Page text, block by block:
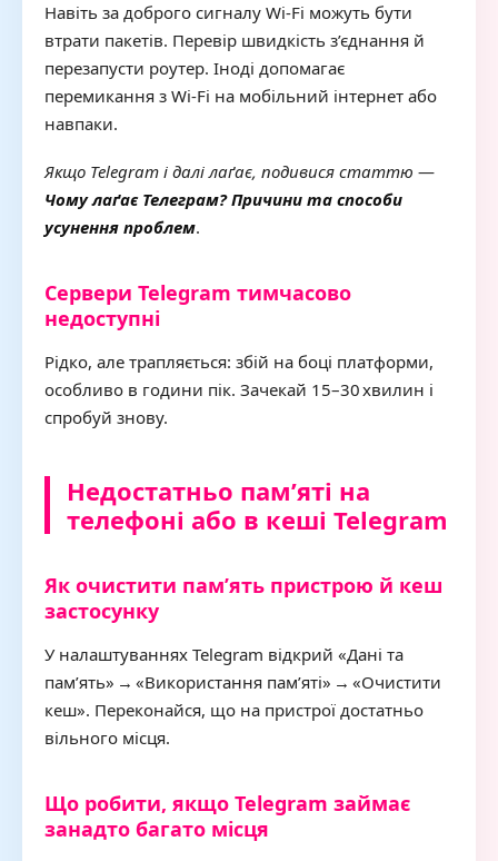
Навіть за доброго сигналу Wi‑Fi можуть бути
втрати пакетів. Перевір швидкість з’єднання й
перезапусти роутер. Іноді допомагає
перемикання з Wi‑Fi на мобільний інтернет або
навпаки.
Якщо Telegram і далі лаґає, подивися статтю —
Чому лаґає Телеграм? Причини та способи
усунення проблем.
Сервери Telegram тимчасово
недоступні
Рідко, але трапляється: збій на боці платформи,
особливо в години пік. Зачекай 15–30 хвилин і
спробуй знову.
Недостатньо пам’яті на
телефоні або в кеші Telegram
Як очистити пам’ять пристрою й кеш
застосунку
У налаштуваннях Telegram відкрий «Дані та
памʼять» → «Використання памʼяті» → «Очистити
кеш». Переконайся, що на пристрої достатньо
вільного місця.
Що робити, якщо Telegram займає
занадто багато місця